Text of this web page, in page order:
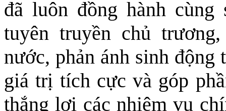
đã luôn đồng hành
tuyên truyền chủ
nước, phản ánh sinh
giá trị tích cực và góp
thắng lợi các nhiệm vụ